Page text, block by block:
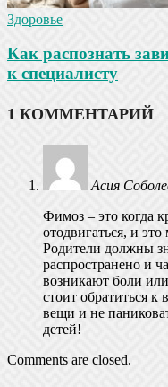
Здоровье
Как распознать
к специалисту
1 КОММЕНТАРИЙ
Асия
Фимоз – это когда
отодвигаться, и
Родители должны
распространено и
возникают боли
стоит обратиться к
вещи и не
детей!
Comments are closed.